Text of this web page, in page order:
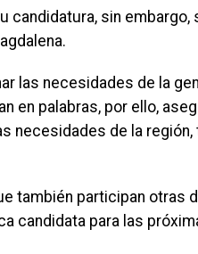
candidatura, sin embargo,
las necesidades de la
en palabras, por ello,
necesidades de la región,
también participan otras
candidata para las